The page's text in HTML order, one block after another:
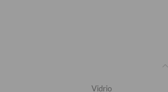
Vidrio